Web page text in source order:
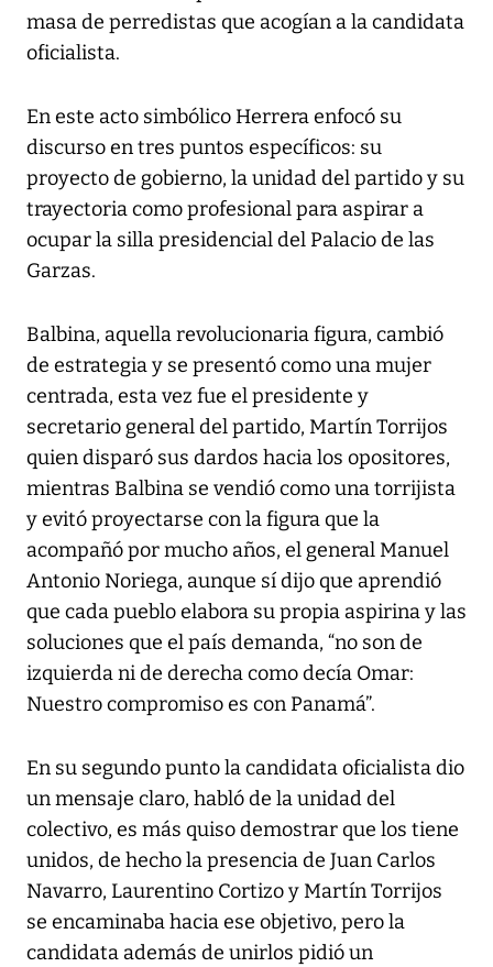
masa de perredistas que acogían a la candidata
oficialista.
En este acto simbólico Herrera enfocó su
discurso en tres puntos específicos: su
proyecto de gobierno, la unidad del partido y su
trayectoria como profesional para aspirar a
ocupar la silla presidencial del Palacio de las
Garzas.
Balbina, aquella revolucionaria figura, cambió
de estrategia y se presentó como una mujer
centrada, esta vez fue el presidente y
secretario general del partido, Martín Torrijos
quien disparó sus dardos hacia los opositores,
mientras Balbina se vendió como una torrijista
y evitó proyectarse con la figura que la
acompañó por mucho años, el general Manuel
Antonio Noriega, aunque sí dijo que aprendió
que cada pueblo elabora su propia aspirina y las
soluciones que el país demanda, “no son de
izquierda ni de derecha como decía Omar:
Nuestro compromiso es con Panamá”.
En su segundo punto la candidata oficialista dio
un mensaje claro, habló de la unidad del
colectivo, es más quiso demostrar que los tiene
unidos, de hecho la presencia de Juan Carlos
Navarro, Laurentino Cortizo y Martín Torrijos
se encaminaba hacia ese objetivo, pero la
candidata además de unirlos pidió un